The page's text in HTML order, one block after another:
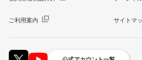
ご利用案内 サイトマ